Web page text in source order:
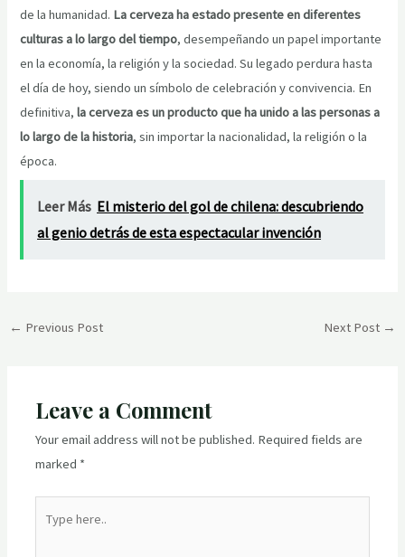
de la humanidad. La cerveza ha estado presente en diferentes
culturas a lo largo del tiempo, desempeñando un papel importante
en la economía, la religión y la sociedad. Su legado perdura hasta
el día de hoy, siendo un símbolo de celebración y convivencia. En
definitiva,la cerveza es un producto que ha unido a las personas a
lo largo de la historia, sin importar la nacionalidad, la religión o la
época.
Leer Más El misterio del gol de chilena: descubriendo
al genio detrás de esta espectacular invención
Post
← Previous Post Next Post →
Leave a Comment
Your email address will not be published. Required fields are
marked *
here..